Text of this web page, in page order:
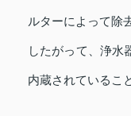
ルターによって除
したがって、浄水
内蔵されているこ